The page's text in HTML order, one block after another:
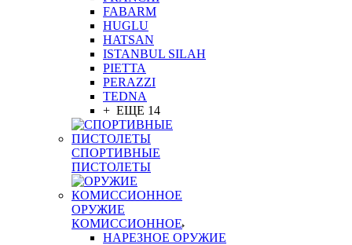
FABARM
HUGLU
HATSAN
ISTANBUL SILAH
PIETTA
PERAZZI
TEDNA
+ ЕЩЕ 14
СПОРТИВНЫЕ
ПИСТОЛЕТЫ
ОРУЖИЕ
КОМИССИОННОЕ
НАРЕЗНОЕ ОРУЖИЕ